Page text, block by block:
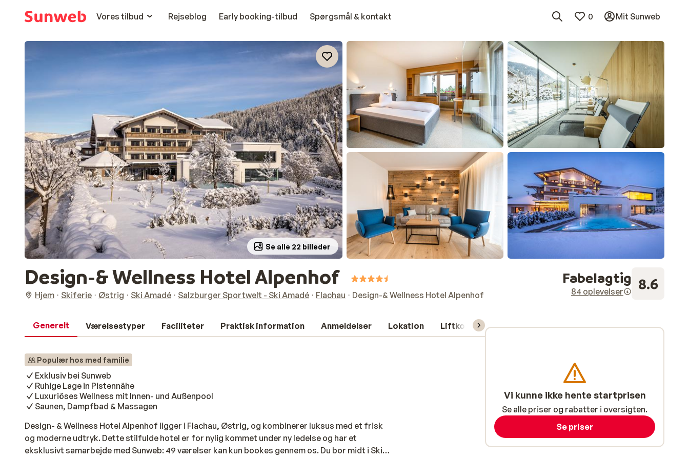
Vores tilbud
Rejseblog Early booking-tilbud Spørgsmål & kontakt 0 Mit Sunweb
Se alle 22 billeder
Design-& Wellness Hotel Alpenhof
Hjem Skiferie Østrig Ski Amadé Salzburger Sportwelt - Ski Amadé Flachau Design-& Wellness Hotel Alpenhof
Fabelagtig
84 oplevelser 8.6
Generelt Værelsestyper Faciliteter Praktisk information Anmeldelser Lokation Liftkort/skileje/undervisning
Populær hos med familie
Exklusiv bei Sunweb
Ruhige Lage in Pistennähe
Luxuriöses Wellness mit Innen- und Außenpool
Saunen, Dampfbad & Massagen
Design- & Wellness Hotel Alpenhof ligger i Flachau, Østrig, og kombinerer luksus med et frisk
og moderne udtryk. Dette stilfulde hotel er for nylig kommet under ny ledelse og har et
eksklusivt samarbejde med Sunweb: 49 værelser kan kun bookes gennem os. Du bor midt i Ski
Vi kunne ikke hente startprisen
Se alle priser og rabatter i oversigten.
Se priser